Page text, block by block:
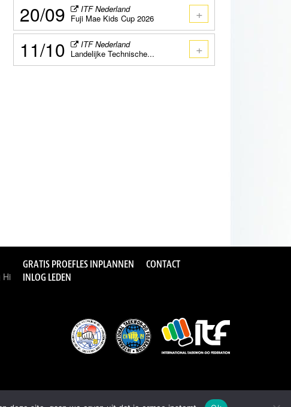
20/09
ITF Nederland
Fuji Mae Kids Cup 2026
+
11/10
ITF Nederland
Landelijke Technische...
+
Hi
GRATIS PROEFLES INPLANNEN
CONTACT
INLOG LEDEN